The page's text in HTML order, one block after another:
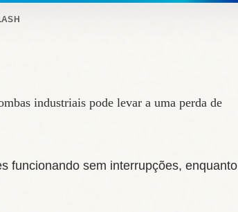
industriais pode levar a uma perda de
funcionando sem interrupções, enquanto